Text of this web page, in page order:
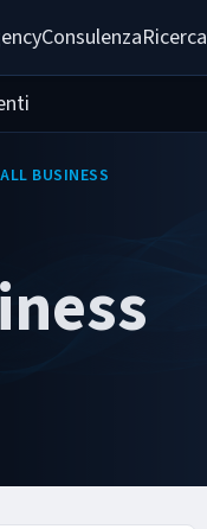
Consulenza
BUSINESS